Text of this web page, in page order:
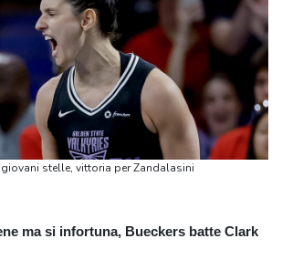
stelle, vittoria per Zandalasini
ma si infortuna, Bueckers batte Clark